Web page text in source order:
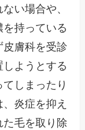
い場合や、
持っている
膚科を受診
ようとする
しまったり
炎症を抑え
た毛を取り除